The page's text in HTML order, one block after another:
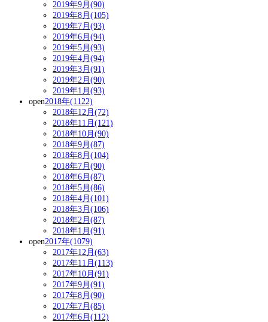
2019年9月(90)
2019年8月(105)
2019年7月(93)
2019年6月(94)
2019年5月(93)
2019年4月(94)
2019年3月(91)
2019年2月(90)
2019年1月(93)
open2018年(1122)
2018年12月(72)
2018年11月(121)
2018年10月(90)
2018年9月(87)
2018年8月(104)
2018年7月(90)
2018年6月(87)
2018年5月(86)
2018年4月(101)
2018年3月(106)
2018年2月(87)
2018年1月(91)
open2017年(1079)
2017年12月(63)
2017年11月(113)
2017年10月(91)
2017年9月(91)
2017年8月(90)
2017年7月(85)
2017年6月(112)